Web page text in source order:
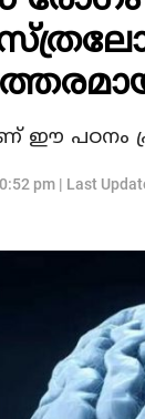
പഠനം
pm | Last